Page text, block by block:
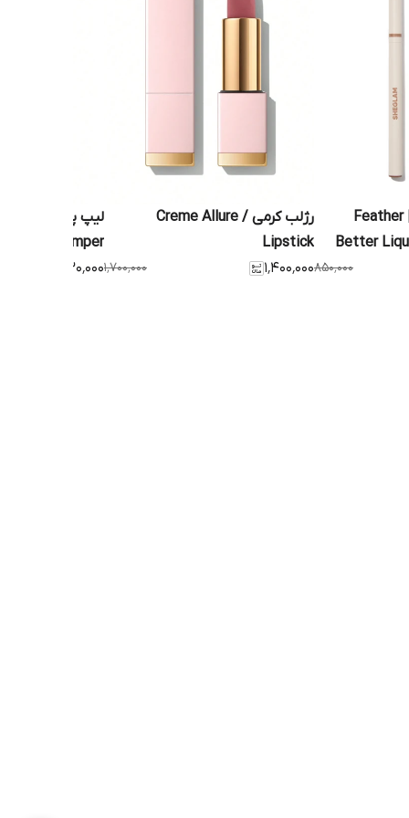
هاشور ابرو ماژیکی | Feather
Better
۸۵۰٬۰۰۰
رژلب کرمی / Creme Allure
Lipstick
۱٬۴۰۰٬۰۰۰
۱٬۷۰۰٬۰۰۰
plumper
۱٬۲۳۰٬۰۰۰